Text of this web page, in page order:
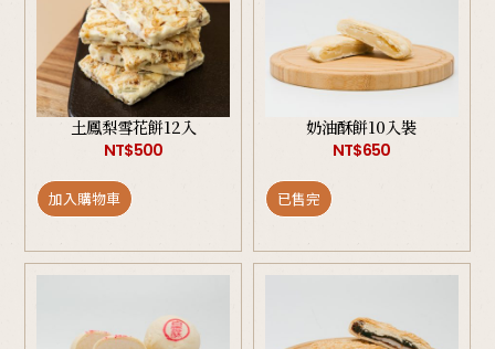
土鳳梨雪花餅12入
NT$500
加入購物車
奶油酥餅10入裝
NT$650
已售完